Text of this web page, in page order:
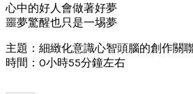
心中的好人會做著好夢
噩夢驚醒也只是一埸夢
主題：細緻化意識心智頭腦的創作關
時間：0小時55分鐘左右